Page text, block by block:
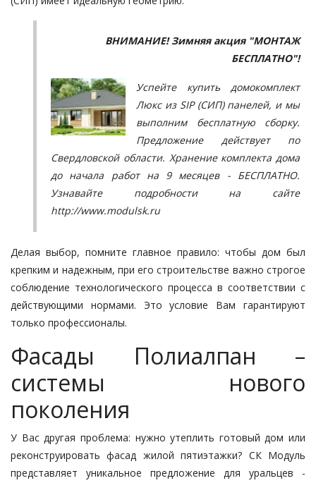
ВНИМАНИЕ! Зимняя акция "МОНТАЖ
БЕСПЛАТНО"!
Успейте купить домокомплект
Люкс из SIP (СИП) панелей, и мы
выполним бесплатную сборку.
Предложение действует по
Свердловской области. Хранение комплекта дома
до начала работ на 9 месяцев - БЕСПЛАТНО.
Узнавайте подробности на сайте
http://www.modulsk.ru
Делая выбор, помните главное правило: чтобы дом был
крепким и надежным, при его строительстве важно строгое
соблюдение технологического процесса в соответствии с
действующими нормами. Это условие Вам гарантируют
только профессионалы.
Фасады Полиалпан –
системы нового
поколения
У Вас другая проблема: нужно утеплить готовый дом или
реконструировать фасад жилой пятиэтажки? СК Модуль
представляет уникальное предложение для уральцев -